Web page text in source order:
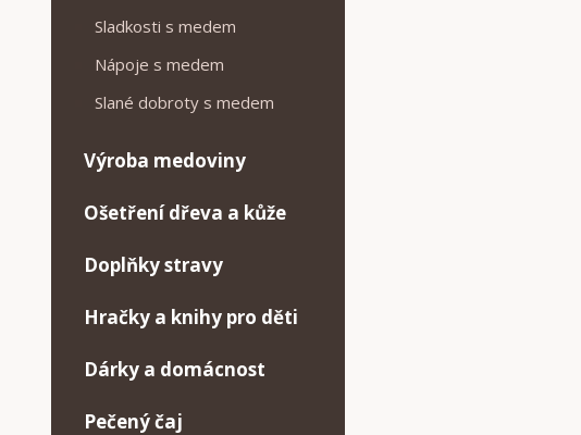
Sladkosti s medem
Nápoje s medem
Slané dobroty s medem
Výroba medoviny
Ošetření dřeva a kůže
Doplňky stravy
Hračky a knihy pro děti
Dárky a domácnost
Pečený čaj